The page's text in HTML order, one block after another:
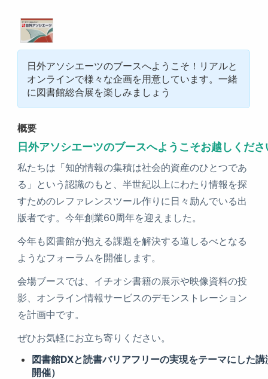
日外アソシエーツのブースへようこそ！リアルと
オンラインで様々な企画を用意しています。一緒
に図書館総合展を楽しみましょう
概要
日外アソシエーツのブースへようこそお越しくだ
私たちは「知的情報の集積は社会的資産のひとつであ
る」という認識のもと、半世紀以上にわたり情報を探
すためのレファレンスツール作りに日々励んでいる出
版者です。今年創業60周年を迎えました。
今年も図書館が抱える課題を解決する道しるべとなる
ようなフォーラムを開催します。
会場ブースでは、イチオシ書籍の展示や映像資料の投
影、オンライン情報サービスのデモンストレーション
を計画中です。
ぜひお気軽にお立ち寄りください。
図書館DXと読書バリアフリーの実現をテーマにした
開催）